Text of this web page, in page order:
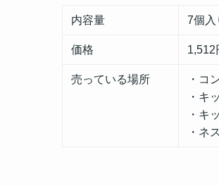
内容量 7個入
価格 1,512
売っている場所
・コ
・キ
・キ
・ネ